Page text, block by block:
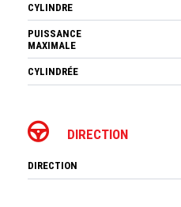
CYLINDRE
PUISSANCE
MAXIMALE
CYLINDRÉE
DIRECTION
DIRECTION